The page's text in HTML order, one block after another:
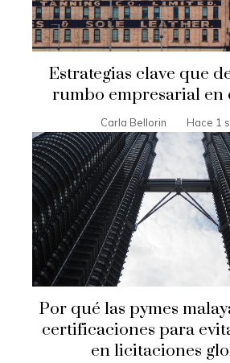
Estrategias clave que
rumbo empresarial en
Carla Bellorin Hace 1
Por qué las pymes
certificaciones para
en licitaciones